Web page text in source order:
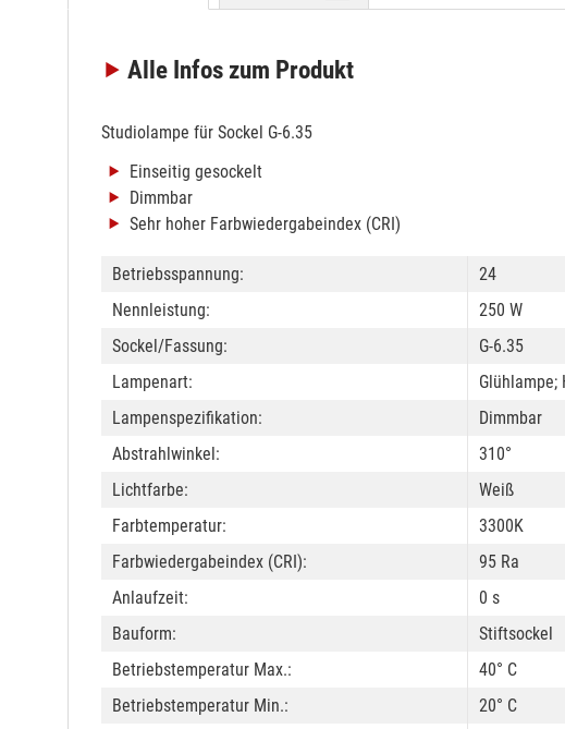
Alle Infos zum Produkt
Studiolampe für Sockel G-6.35
Einseitig gesockelt
Dimmbar
Sehr hoher Farbwiedergabeindex (CRI)
Betriebsspannung:
24
Nennleistung:
250 W
Sockel/Fassung:
G-6.35
Lampenart:
Glühlampe;
Lampenspezifikation:
Dimmbar
Abstrahlwinkel:
310°
Lichtfarbe:
Weiß
Farbtemperatur:
3300K
Farbwiedergabeindex (CRI):
95 Ra
Anlaufzeit:
0 s
Bauform:
Stiftsockel
Betriebstemperatur Max.:
40° C
Betriebstemperatur Min.:
20° C